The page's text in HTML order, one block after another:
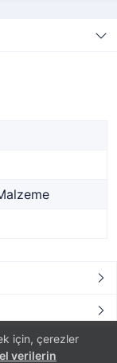
için, çerezler
verilerin